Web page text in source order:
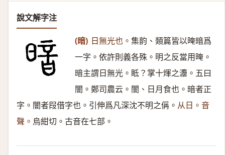
說文解字注
(暗) 日無光也。 集韵、類篇皆以晻暗爲
一字。依許則義各殊。明之反當用晻。
暗主謂日無光。眡？掌十煇之灋。五曰
闇。鄭司農云。闇、日月食也。暗者正
字。闇者叚借字也。引伸爲凡深沈不明之偁。 从日。音
聲。 烏紺切。古音在七部。